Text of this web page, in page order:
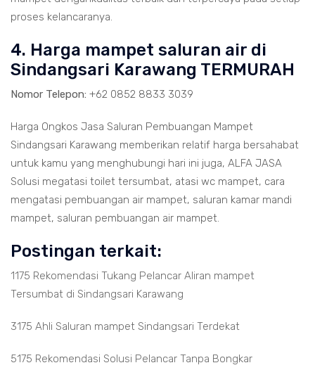
proses kelancaranya.
4. Harga mampet saluran air di
Sindangsari Karawang TERMURAH
Nomor Telepon: +62 0852 8833 3039
Harga Ongkos Jasa Saluran Pembuangan Mampet
Sindangsari Karawang memberikan relatif harga bersahabat
untuk kamu yang menghubungi hari ini juga, ALFA JASA
Solusi megatasi toilet tersumbat, atasi wc mampet, cara
mengatasi pembuangan air mampet, saluran kamar mandi
mampet, saluran pembuangan air mampet.
Postingan terkait:
1175 Rekomendasi Tukang Pelancar Aliran mampet
Tersumbat di Sindangsari Karawang
3175 Ahli Saluran mampet Sindangsari Terdekat
5175 Rekomendasi Solusi Pelancar Tanpa Bongkar